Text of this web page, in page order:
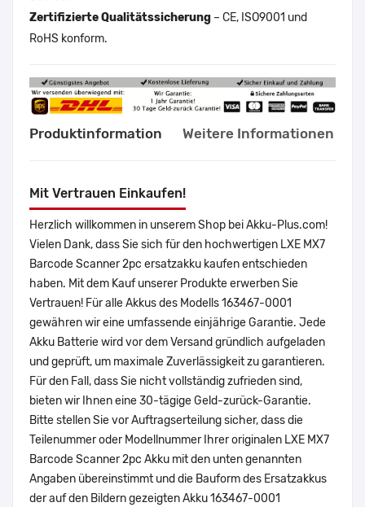
Zertifizierte Qualitätssicherung – CE, ISO9001 und
RoHS konform.
Produktinformation Weitere Informationen
Mit Vertrauen Einkaufen!
Herzlich willkommen in unserem Shop bei Akku-Plus.com!
Vielen Dank, dass Sie sich für den hochwertigen LXE MX7
Barcode Scanner 2pc ersatzakku kaufen entschieden
haben. Mit dem Kauf unserer Produkte erwerben Sie
Vertrauen! Für alle Akkus des Modells 163467-0001
gewähren wir eine umfassende einjährige Garantie. Jede
Akku Batterie wird vor dem Versand gründlich aufgeladen
und geprüft, um maximale Zuverlässigkeit zu garantieren.
Für den Fall, dass Sie nicht vollständig zufrieden sind,
bieten wir Ihnen eine 30-tägige Geld-zurück-Garantie.
Bitte stellen Sie vor Auftragserteilung sicher, dass die
Teilenummer oder Modellnummer Ihrer originalen LXE MX7
Barcode Scanner 2pc Akku mit den unten genannten
Angaben übereinstimmt und die Bauform des Ersatzakkus
der auf den Bildern gezeigten Akku 163467-0001